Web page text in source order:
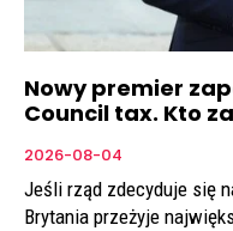
Nowy premier
Council tax. Kto
2026-08-04
Jeśli rząd zdecyduje się
Brytania przeżyje